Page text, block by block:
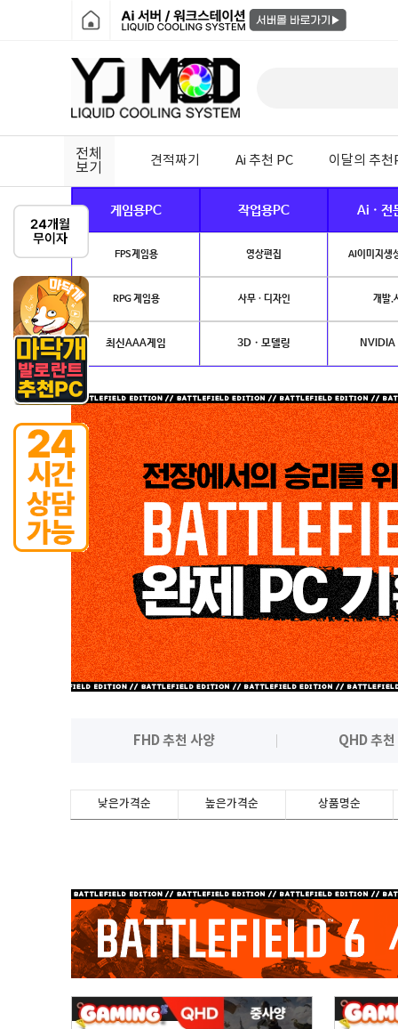
전체
보기
견적짜기 Ai 추천 PC 이달의 추천
게임용PC 작업용PC Ai · 전
FPS게임용 영상편집 AI이미지생
RPG 게임용 사무 · 디자인 개발.
최신AAA게임 3D · 모델링 NVIDIA
FHD 추천 사양 QHD 추천
낮은가격순 높은가격순 상품명순